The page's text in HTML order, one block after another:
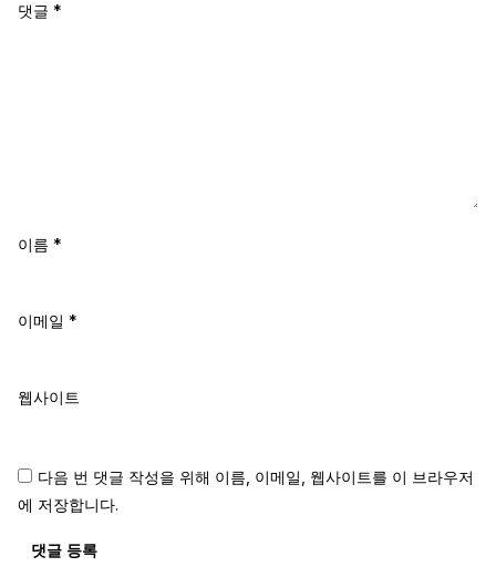
댓글 *
이름 *
이메일 *
웹사이트
다음 번 댓글 작성을 위해 이름, 이메일, 웹사이트를 이 브라우저
에 저장합니다.
댓글 등록